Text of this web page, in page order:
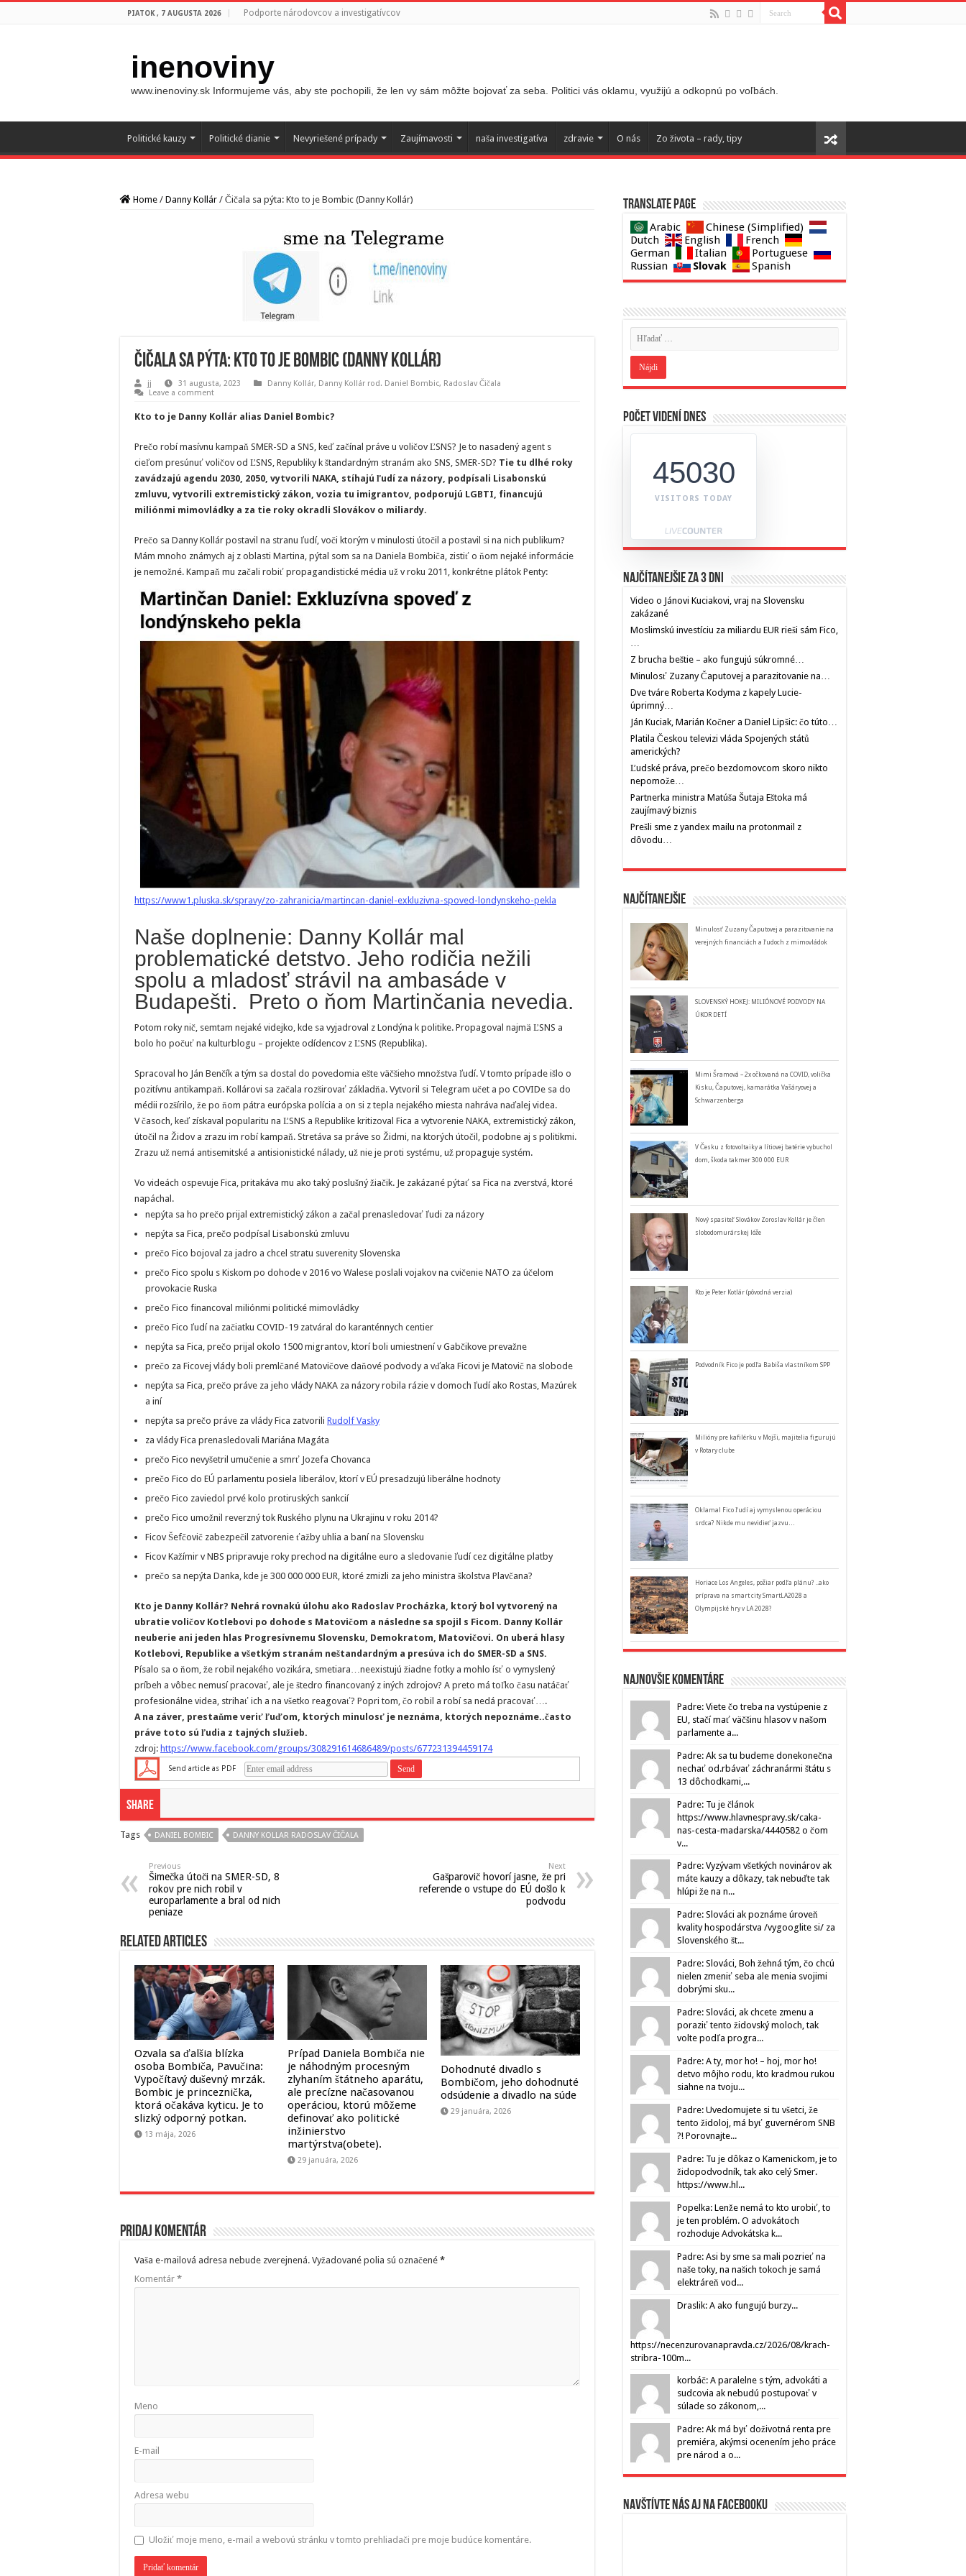
PIATOK , 7 AUGUSTA 2026 Podporte národovcov a investigatívcov
inenoviny
www.inenoviny.sk Informujeme vás, aby ste pochopili, že len vy sám môžte bojovať za seba. Politici vás oklamu, využijú a odkopnú po voľbách.
Politické kauzy Politické dianie Nevyriešené prípady Zaujímavosti naša investigatíva zdravie O nás Zo života – rady, tipy
Home / Danny Kollár / Čičala sa pýta: Kto to je Bombic (Danny Kollár)
Čičala sa pýta: Kto to je Bombic (Danny Kollár)
jj 31 augusta, 2023 Danny Kollár, Danny Kollár rod. Daniel Bombic, Radoslav Čičala
Leave a comment
Kto to je Danny Kollár alias Daniel Bombic?
Prečo robí masívnu kampaň SMER-SD a SNS, keď začínal práve u voličov ĽSNS? Je to nasadený agent s
cieľom presúnuť voličov od ĽSNS, Republiky k štandardným stranám ako SNS, SMER-SD? Tie tu dlhé roky
zavádzajú agendu 2030, 2050, vytvorili NAKA, stíhajú ľudí za názory, podpísali Lisabonskú
zmluvu, vytvorili extremistický zákon, vozia tu imigrantov, podporujú LGBTI, financujú
miliónmi mimovládky a za tie roky okradli Slovákov o miliardy.
Prečo sa Danny Kollár postavil na stranu ľudí, voči ktorým v minulosti útočil a postavil si na nich publikum?
Mám mnoho známych aj z oblasti Martina, pýtal som sa na Daniela Bombiča, zistiť o ňom nejaké informácie
je nemožné. Kampaň mu začali robiť propagandistické média už v roku 2011, konkrétne plátok Penty:
https://www1.pluska.sk/spravy/zo-zahranicia/martincan-daniel-exkluzivna-spoved-londynskeho-pekla
Naše doplnenie: Danny Kollár mal
problematické detstvo. Jeho rodičia nežili
spolu a mladosť strávil na ambasáde v
Budapešti. Preto o ňom Martinčania nevedia.
Potom roky nič, semtam nejaké videjko, kde sa vyjadroval z Londýna k politike. Propagoval najmä ĽSNS a
bolo ho počuť na kulturblogu – projekte odídencov z ĽSNS (Republika).
Spracoval ho Ján Benčík a tým sa dostal do povedomia ešte väčšieho množstva ľudí. V tomto prípade išlo o
pozitívnu antikampaň. Kollárovi sa začala rozširovať základňa. Vytvoril si Telegram učet a po COVIDe sa do
médii rozšírilo, že po ňom pátra európska polícia a on si z tepla nejakého miesta nahráva naďalej videa.
V časoch, keď získaval popularitu na ĽSNS a Republike kritizoval Fica a vytvorenie NAKA, extremistický zákon,
útočil na Židov a zrazu im robí kampaň. Stretáva sa práve so Židmi, na ktorých útočil, podobne aj s politikmi.
Zrazu už nemá antisemitské a antisionistické nálady, už nie je proti systému, už propaguje systém.
Vo videách ospevuje Fica, pritakáva mu ako taký poslušný žiačik. Je zakázané pýtať sa Fica na zverstvá, ktoré
napáchal.
nepýta sa ho prečo prijal extremistický zákon a začal prenasledovať ľudi za názory
nepýta sa Fica, prečo podpísal Lisabonskú zmluvu
prečo Fico bojoval za jadro a chcel stratu suverenity Slovenska
prečo Fico spolu s Kiskom po dohode v 2016 vo Walese poslali vojakov na cvičenie NATO za účelom
provokacie Ruska
prečo Fico financoval miliónmi politické mimovládky
prečo Fico ľudí na začiatku COVID-19 zatváral do karanténnych centier
nepýta sa Fica, prečo prijal okolo 1500 migrantov, ktorí boli umiestnení v Gabčikove prevažne
prečo za Ficovej vlády boli premlčané Matovičove daňové podvody a vďaka Ficovi je Matovič na slobode
nepýta sa Fica, prečo práve za jeho vlády NAKA za názory robila rázie v domoch ľudí ako Rostas, Mazúrek
a iní
nepýta sa prečo práve za vlády Fica zatvorili Rudolf Vasky
za vlády Fica prenasledovali Mariána Magáta
prečo Fico nevyšetril umučenie a smrť Jozefa Chovanca
prečo Fico do EÚ parlamentu posiela liberálov, ktorí v EÚ presadzujú liberálne hodnoty
prečo Fico zaviedol prvé kolo protiruských sankcií
prečo Fico umožnil reverzný tok Ruského plynu na Ukrajinu v roku 2014?
Ficov Šefčovič zabezpečil zatvorenie ťažby uhlia a baní na Slovensku
Ficov Kažímir v NBS pripravuje roky prechod na digitálne euro a sledovanie ľudí cez digitálne platby
prečo sa nepýta Danka, kde je 300 000 000 EUR, ktoré zmizli za jeho ministra školstva Plavčana?
Kto je Danny Kollár? Nehrá rovnakú úlohu ako Radoslav Procházka, ktorý bol vytvorený na
ubratie voličov Kotlebovi po dohode s Matovičom a následne sa spojil s Ficom. Danny Kollár
neuberie ani jeden hlas Progresívnemu Slovensku, Demokratom, Matovičovi. On uberá hlasy
Kotlebovi, Republike a všetkým stranám neštandardným a presúva ich do SMER-SD a SNS.
Písalo sa o ňom, že robil nejakého vozikára, smetiara…neexistujú žiadne fotky a mohlo ísť o vymyslený
príbeh a vôbec nemusí pracovať, ale je štedro financovaný z iných zdrojov? A preto má toľko času natáčať
profesionálne videa, strihať ich a na všetko reagovať? Popri tom, čo robil a robí sa nedá pracovať….
A na záver, prestaňme veriť ľuďom, ktorých minulosť je neznáma, ktorých nepoznáme..často
práve toto sú ľudia z tajných služieb.
zdroj: https://www.facebook.com/groups/308291614686489/posts/677231394459174
Send article as PDF
Share
Tags DANIEL BOMBIC DANNY KOLLAR RADOSLAV ČIČALA
Previous
Šimečka útoči na SMER-SD, 8
rokov pre nich robil v
europarlamente a bral od nich
peniaze
Next
Gašparovič hovorí jasne, že pri
referende o vstupe do EÚ došlo k
podvodu
Related Articles
Ozvala sa ďalšia blízka
osoba Bombiča, Pavučina:
Vypočítavý duševný mrzák.
Bombic je princeznička,
ktorá očakáva kyticu. Je to
slizký odporný potkan.
13 mája, 2026
Prípad Daniela Bombiča nie
je náhodným procesným
zlyhaním štátneho aparátu,
ale precízne načasovanou
operáciou, ktorú môžeme
definovať ako politické
inžinierstvo
martýrstva(obete).
29 januára, 2026
Dohodnuté divadlo s
Bombičom, jeho dohodnuté
odsúdenie a divadlo na súde
29 januára, 2026
Pridaj komentár
Vaša e-mailová adresa nebude zverejnená. Vyžadované polia sú označené *
Komentár *
Meno
E-mail
Adresa webu
Uložiť moje meno, e-mail a webovú stránku v tomto prehliadači pre moje budúce komentáre.
Translate page
Arabic
Chinese (Simplified)
Dutch
English
French
German
Italian
Portuguese
Russian
Slovak Spanish
Počet videní dnes
45030
VISITORS TODAY
Najčítanejšie za 3 dni
Video o Jánovi Kuciakovi, vraj na Slovensku
zakázané
Moslimskú investíciu za miliardu EUR rieši sám Fico,
…
Z brucha beštie – ako fungujú súkromné…
Minulosť Zuzany Čaputovej a parazitovanie na…
Dve tváre Roberta Kodyma z kapely Lucie-
úprimný…
Ján Kuciak, Marián Kočner a Daniel Lipšic: čo túto…
Platila Českou televizi vláda Spojených států
amerických?
Ľudské práva, prečo bezdomovcom skoro nikto
nepomože…
Partnerka ministra Matúša Šutaja Eštoka má
zaujímavý biznis
Prešli sme z yandex mailu na protonmail z
dôvodu…
Najčítanejšie
Minulosť Zuzany Čaputovej a parazitovanie na
verejných financiách a ľudoch z mimovládok
SLOVENSKÝ HOKEJ: MILIÓNOVÉ PODVODY NA
ÚKOR DETÍ
Mimi Šramová – 2x očkovaná na COVID, volička
Kisku, Čaputovej, kamarátka Vašáryovej a
Schwarzenberga
V Česku z fotovoltaiky a lítiovej batérie vybuchol
dom, škoda takmer 300 000 EUR
Nový spasiteľ Slovákov Zoroslav Kollár je člen
slobodomurárskej lóže
Kto je Peter Kotlár (pôvodná verzia)
Podvodník Fico je podľa Babiša vlastníkom SPP
Milióny pre kafilérku v Mojši, majitelia figurujú
v Rotary clube
Oklamal Fico ľudí aj vymyslenou operáciou
srdca? Nikde mu nevidieť jazvu…
Horiace Los Angeles, požiar podľa plánu? ..ako
príprava na smart city SmartLA2028 a
Olympijské hry v LA 2028?
Najnovšie komentáre
Padre: Viete čo treba na vystúpenie z
EU, stačí mať väčšinu hlasov v našom
parlamente a...
Padre: Ak sa tu budeme donekonečna
nechať od.rbávať záchranármi štátu s
13 dôchodkami,...
Padre: Tu je článok
https://www.hlavnespravy.sk/caka-
nas-cesta-madarska/4440582 o čom
v...
Padre: Vyzývam všetkých novinárov ak
máte kauzy a dôkazy, tak nebuďte tak
hlúpi že na n...
Padre: Slováci ak poznáme úroveň
kvality hospodárstva /vygooglite si/ za
Slovenského št...
Padre: Slováci, Boh žehná tým, čo chcú
nielen zmeniť seba ale menia svojimi
dobrými sku...
Padre: Slováci, ak chcete zmenu a
poraziť tento židovský moloch, tak
volte podľa progra...
Padre: A ty, mor ho! – hoj, mor ho!
detvo môjho rodu, kto kradmou rukou
siahne na tvoju...
Padre: Uvedomujete si tu všetci, že
tento židoloj, má byť guvernérom SNB
?! Porovnajte...
Padre: Tu je dôkaz o Kamenickom, je to
židopodvodník, tak ako celý Smer.
https://www.hl...
Popelka: Lenže nemá to kto urobiť, to
je ten problém. O advokátoch
rozhoduje Advokátska k...
Padre: Asi by sme sa mali pozrieť na
naše toky, na našich tokoch je samá
elektráreň vod...
Draslik: A ako fungujú burzy...
https://necenzurovanapravda.cz/2026/08/krach-
stribra-100m...
korbáč: A paralelne s tým, advokáti a
sudcovia ak nebudú postupovať v
súlade so zákonom,...
Padre: Ak má byť doživotná renta pre
premiéra, akýmsi ocenením jeho práce
pre národ a o...
Navštívte nás aj na Facebooku